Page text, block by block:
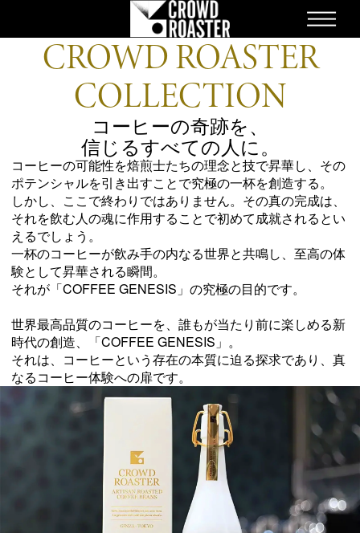
NEWS
STRUCTURE
APPLICATION
COLLECTION
STORE
CULTURE
ONLINE STORE
お問い合わせ
採用情報
ENESJA
CROWD ROASTER
COLLECTION
コーヒーの奇跡を、
信じるすべての人に。
コーヒーの可能性を焙煎士たちの理念と技で昇華し、その
ポテンシャルを引き出すことで究極の一杯を創造する。
しかし、ここで終わりではありません。その真の完成は、
それを飲む人の魂に作用することで初めて成就されるとい
えるでしょう。
一杯のコーヒーが飲み手の内なる世界と共鳴し、至高の体
験として昇華される瞬間。
それが「COFFEE GENESIS」の究極の目的です。
世界最高品質のコーヒーを、誰もが当たり前に楽しめる新
時代の創造、「COFFEE GENESIS」。
それは、コーヒーという存在の本質に迫る探求であり、真
なるコーヒー体験への扉です。